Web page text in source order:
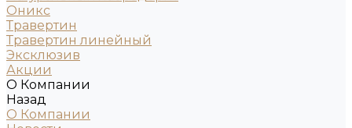
Оникс
Травертин
Травертин линейный
Эксклюзив
Акции
О Компании
Назад
О Компании